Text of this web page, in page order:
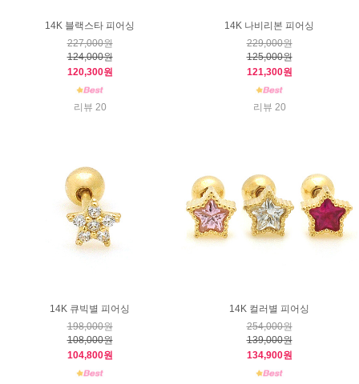
14K 블랙스타 피어싱
227,000원
124,000원
120,300원
리뷰 20
14K 나비리본 피어싱
229,000원
125,000원
121,300원
리뷰 20
14K 큐빅별 피어싱
198,000원
108,000원
104,800원
14K 컬러별 피어싱
254,000원
139,000원
134,900원